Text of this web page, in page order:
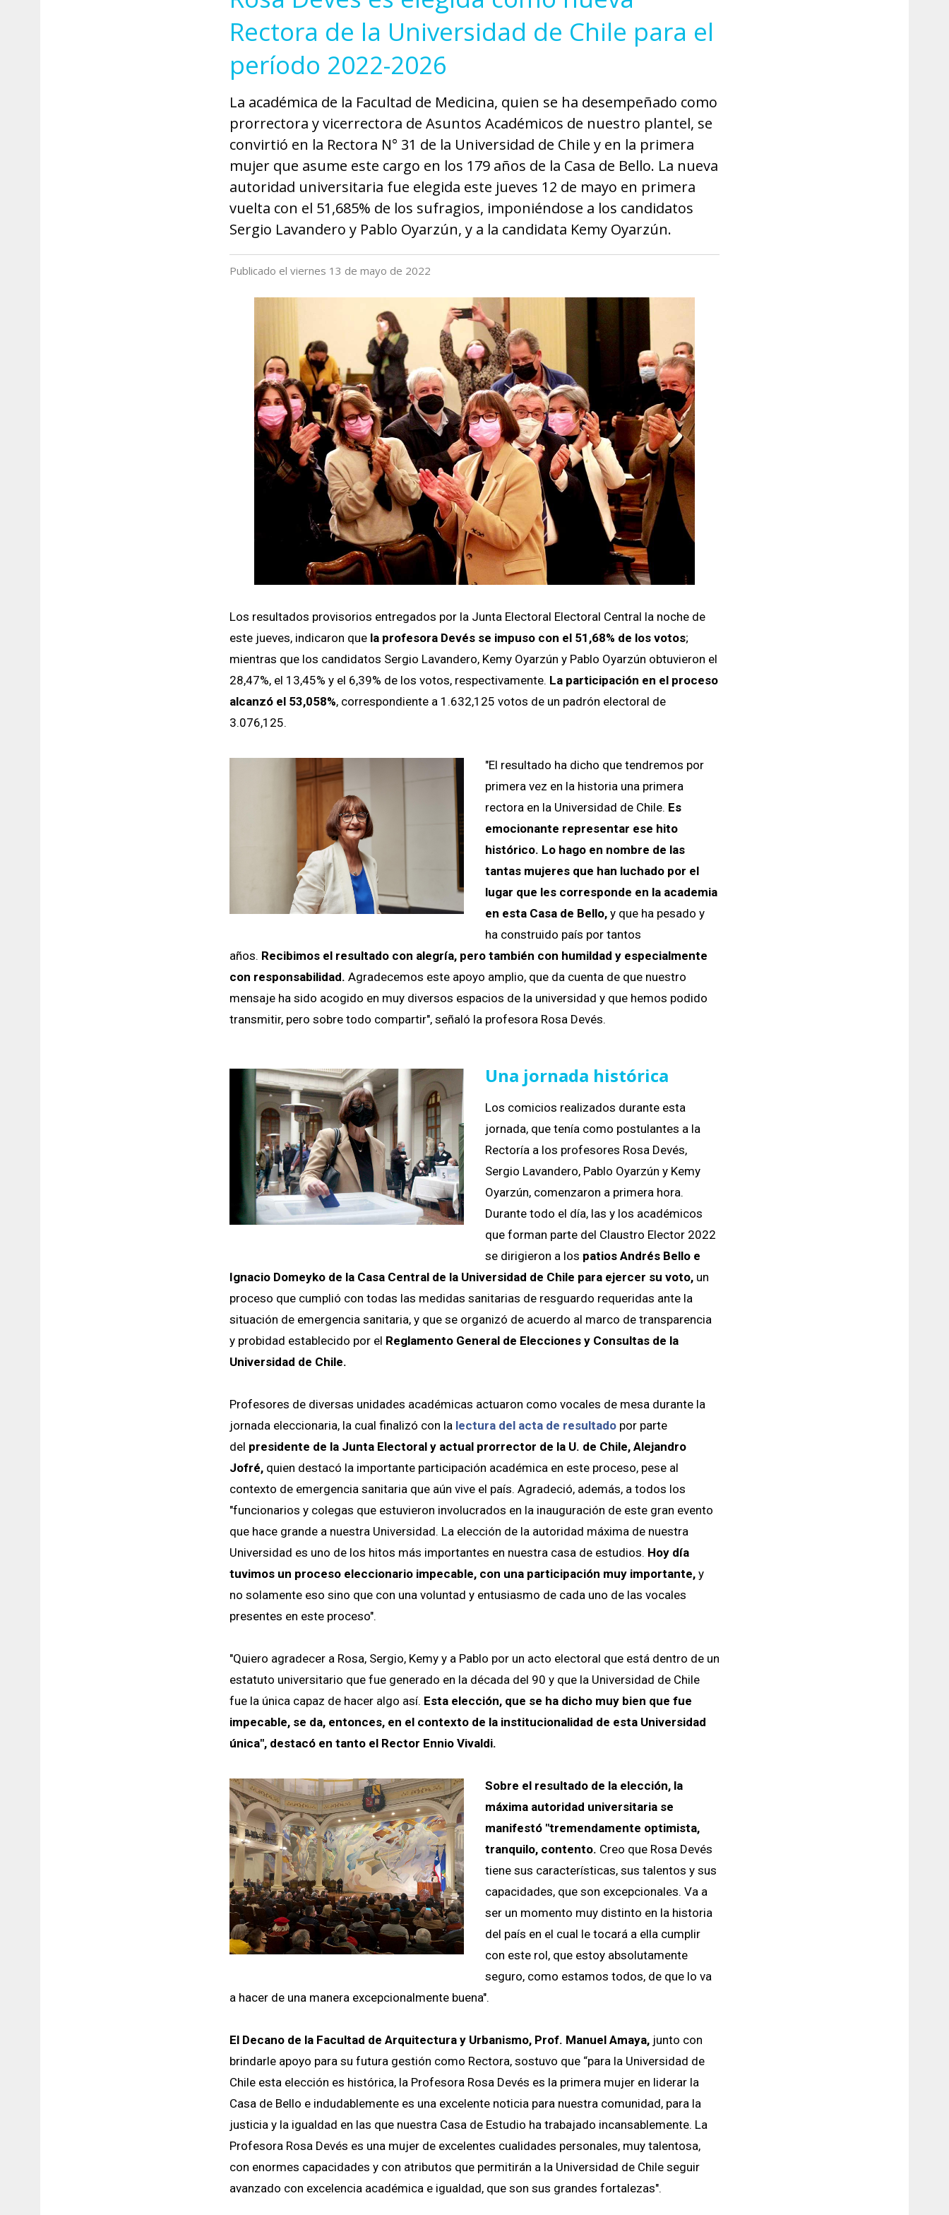
Rectora de la Universidad de Chile para el
período 2022-2026
La académica de la Facultad de Medicina, quien se ha desempeñado como
prorrectora y vicerrectora de Asuntos Académicos de nuestro plantel, se
convirtió en la Rectora N° 31 de la Universidad de Chile y en la primera
mujer que asume este cargo en los 179 años de la Casa de Bello. La nueva
autoridad universitaria fue elegida este jueves 12 de mayo en primera
vuelta con el 51,685% de los sufragios, imponiéndose a los candidatos
Sergio Lavandero y Pablo Oyarzún, y a la candidata Kemy Oyarzún.
Publicado el viernes 13 de mayo de 2022
Los resultados provisorios entregados por la Junta Electoral Electoral Central la noche de
este jueves, indicaron quela profesora Devés se impuso con el 51,68% de los votos;
mientras que los candidatos Sergio Lavandero, Kemy Oyarzún y Pablo Oyarzún obtuvieron el
28,47%, el 13,45% y el 6,39% de los votos, respectivamente. La participación en el proceso
alcanzó el 53,058%, correspondiente a 1.632,125 votos de un padrón electoral de
3.076,125.
"El resultado ha dicho que tendremos por
primera vez en la historia una primera
rectora en la Universidad de Chile. Es
emocionante representar ese hito
histórico. Lo hago en nombre de las
tantas mujeres que han luchado por el
lugar que les corresponde en la academia
en esta Casa de Bello, y que ha pesado y
ha construido país por tantos
años. Recibimos el resultado con alegría, pero también con humildad y especialmente
con responsabilidad. Agradecemos este apoyo amplio, que da cuenta de que nuestro
mensaje ha sido acogido en muy diversos espacios de la universidad y que hemos podido
transmitir, pero sobre todo compartir", señaló la profesora Rosa Devés.
Una jornada histórica
Los comicios realizados durante esta
jornada, que tenía como postulantes a la
Rectoría a los profesores Rosa Devés,
Sergio Lavandero, Pablo Oyarzún y Kemy
Oyarzún, comenzaron a primera hora.
Durante todo el día, las y los académicos
que forman parte del Claustro Elector 2022
se dirigieron a los patios Andrés Bello e
Ignacio Domeyko de la Casa Central de la Universidad de Chile para ejercer su voto,un
proceso que cumplió con todas las medidas sanitarias de resguardo requeridas ante la
situación de emergencia sanitaria, y que se organizó de acuerdo al marco de transparencia
y probidad establecido por el Reglamento General de Elecciones y Consultas de la
Universidad de Chile.
Profesores de diversas unidades académicas actuaron como vocales de mesa durante la
jornada eleccionaria, la cual finalizó con la lectura del acta de resultado por parte
del presidente de la Junta Electoral y actual prorrector de la U. de Chile, Alejandro
Jofré,quien destacó la importante participación académica en este proceso, pese al
contexto de emergencia sanitaria que aún vive el país. Agradeció, además, a todos los
"funcionarios y colegas que estuvieron involucrados en la inauguración de este gran evento
que hace grande a nuestra Universidad. La elección de la autoridad máxima de nuestra
Universidad es uno de los hitos más importantes en nuestra casa de estudios. Hoy día
tuvimos un proceso eleccionario impecable, con una participación muy importante, y
no solamente eso sino que con una voluntad y entusiasmo de cada uno de las vocales
presentes en este proceso".
"Quiero agradecer a Rosa, Sergio, Kemy y a Pablo por un acto electoral que está dentro de un
estatuto universitario que fue generado en la década del 90 y que la Universidad de Chile
fue la única capaz de hacer algo así. Esta elección, que se ha dicho muy bien que fue
impecable, se da, entonces, en el contexto de la institucionalidad de esta Universidad
única", destacó en tanto el Rector Ennio Vivaldi.
Sobre el resultado de la elección, la
máxima autoridad universitaria se
manifestó "tremendamente optimista,
tranquilo, contento. Creo que Rosa Devés
tiene sus características, sus talentos y sus
capacidades, que son excepcionales. Va a
ser un momento muy distinto en la historia
del país en el cual le tocará a ella cumplir
con este rol, que estoy absolutamente
seguro, como estamos todos, de que lo va
a hacer de una manera excepcionalmente buena".
El Decano de la Facultad de Arquitectura y Urbanismo, Prof. Manuel Amaya,junto con
brindarle apoyo para su futura gestión como Rectora, sostuvo que “para la Universidad de
Chile esta elección es histórica, la Profesora Rosa Devés es la primera mujer en liderar la
Casa de Bello e indudablemente es una excelente noticia para nuestra comunidad, para la
justicia y la igualdad en las que nuestra Casa de Estudio ha trabajado incansablemente. La
Profesora Rosa Devés es una mujer de excelentes cualidades personales, muy talentosa,
con enormes capacidades y con atributos que permitirán a la Universidad de Chile seguir
avanzado con excelencia académica e igualdad, que son sus grandes fortalezas".